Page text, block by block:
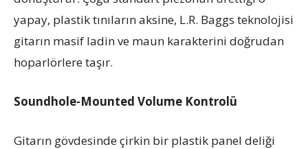
yapay, plastik tınıların aksine, L.R. Baggs teknolojisi
gitarın masif ladin ve maun karakterini doğrudan
hoparlörlere taşır.
Soundhole-Mounted Volume Kontrolü
Gitarın gövdesinde çirkin bir plastik panel deliği